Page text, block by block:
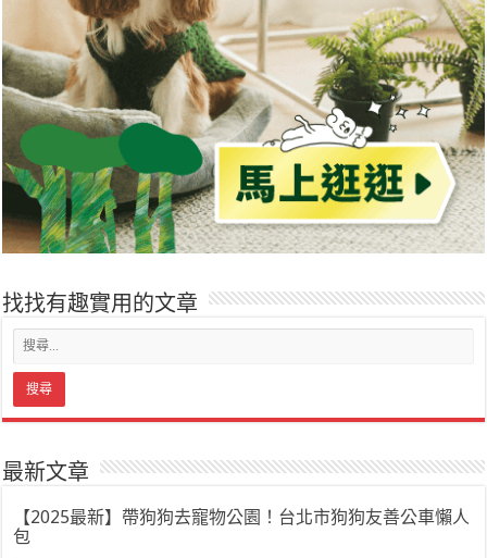
找找有趣實用的文章
最新文章
【2025最新】帶狗狗去寵物公園！台北市狗狗友善公車懶人
包